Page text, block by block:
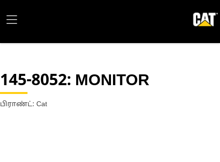
145-8052: MONITOR
பிராண்ட்: Cat